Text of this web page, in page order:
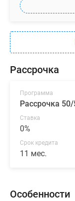
Рассрочка
Программа
Ставка
0%
Срок кредита
11 мес.
Особенности